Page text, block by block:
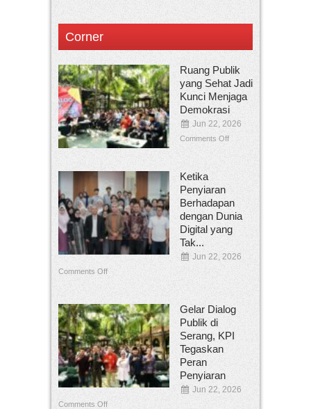
Corner
Ruang Publik
yang Sehat Jadi
Kunci Menjaga
Demokrasi
Jun 22, 2026
Comments Off
Ketika
Penyiaran
Berhadapan
dengan Dunia
Digital yang
Tak...
Jun 22, 2026
Comments Off
Gelar Dialog
Publik di
Serang, KPI
Tegaskan
Peran
Penyiaran
Jun 22, 2026
Comments Off